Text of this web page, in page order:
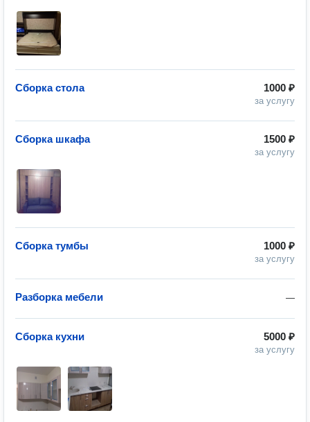
1000 ₽
за услугу
Сборка стола
1500 ₽
за услугу
Сборка шкафа
1000 ₽
за услугу
Сборка тумбы
—
Разборка мебели
5000 ₽
за услугу
Сборка кухни